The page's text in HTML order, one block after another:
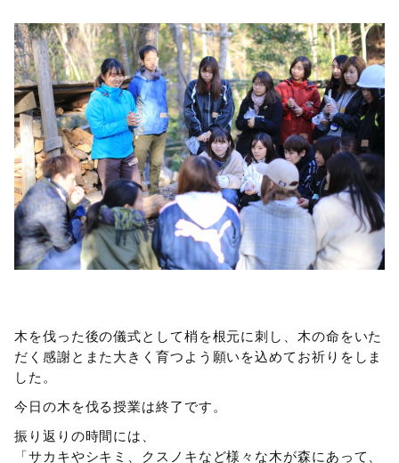
木を伐った後の儀式として梢を根元に刺し、木の命をいた
だく感謝とまた大きく育つよう願いを込めてお祈りをしま
した。
今日の木を伐る授業は終了です。
振り返りの時間には、
「サカキやシキミ、クスノキなど様々な木が森にあって、